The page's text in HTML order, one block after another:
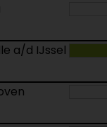
a/d IJssel